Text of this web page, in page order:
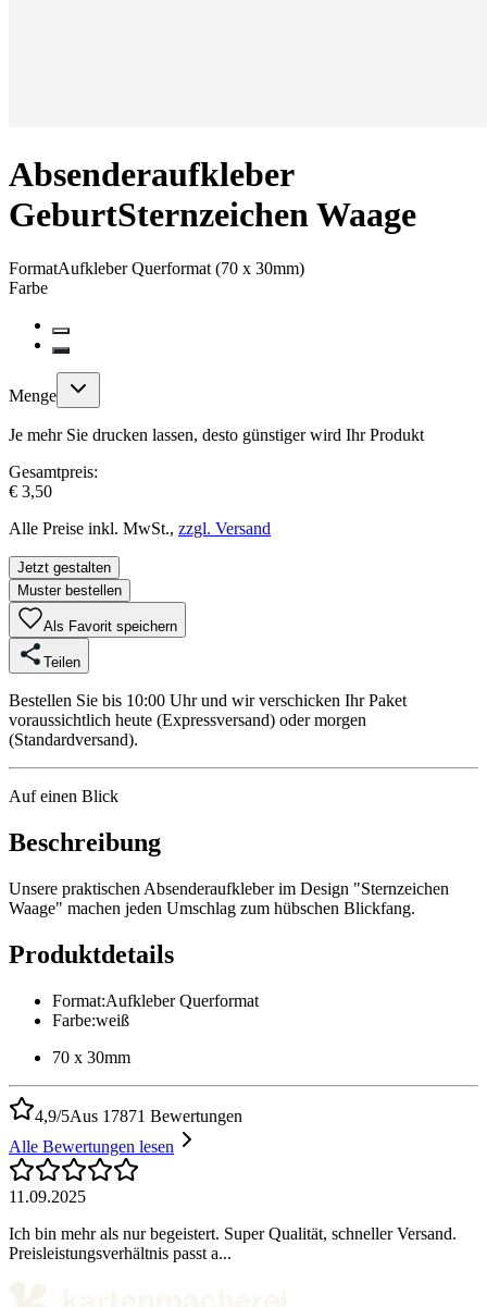
Absenderaufkleber
GeburtSternzeichen Waage
FormatAufkleber Querformat (70 x 30mm)
Farbe
Menge
Je mehr Sie drucken lassen, desto günstiger wird Ihr Produkt
Gesamtpreis:
€ 3,50
Alle Preise inkl. MwSt., zzgl. Versand
Jetzt gestalten
Muster bestellen
Als Favorit speichern
Teilen
Bestellen Sie bis 10:00 Uhr und wir verschicken Ihr Paket
voraussichtlich heute (Expressversand) oder morgen
(Standardversand).
Auf einen Blick
Beschreibung
Unsere praktischen Absenderaufkleber im Design "Sternzeichen
Waage" machen jeden Umschlag zum hübschen Blickfang.
Produktdetails
Format:Aufkleber Querformat
Farbe:weiß
70 x 30mm
4,9/5Aus 17871 Bewertungen
Alle Bewertungen lesen
11.09.2025
Ich bin mehr als nur begeistert. Super Qualität, schneller Versand.
Preisleistungsverhältnis passt a...